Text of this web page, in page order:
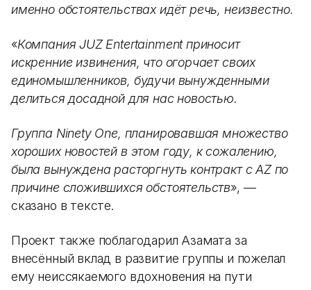
именно обстоятельствах идёт речь, неизвестно.
«Компания JUZ Entertainment приносит
искренние извинения, что огорчает своих
единомышленников, будучи вынужденными
делиться досадной для нас новостью.
Группа Ninety One, планировавшая множество
хороших новостей в этом году, к сожалению,
была вынуждена расторгнуть контракт с AZ по
причине сложившихся обстоятельств», —
сказано в тексте.
Проект также поблагодарил Азамата за
внесённый вклад в развитие группы и пожелал
ему неиссякаемого вдохновения на пути